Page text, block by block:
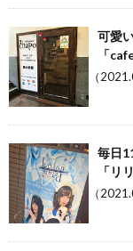
可愛
「
（
毎日
「リ
（